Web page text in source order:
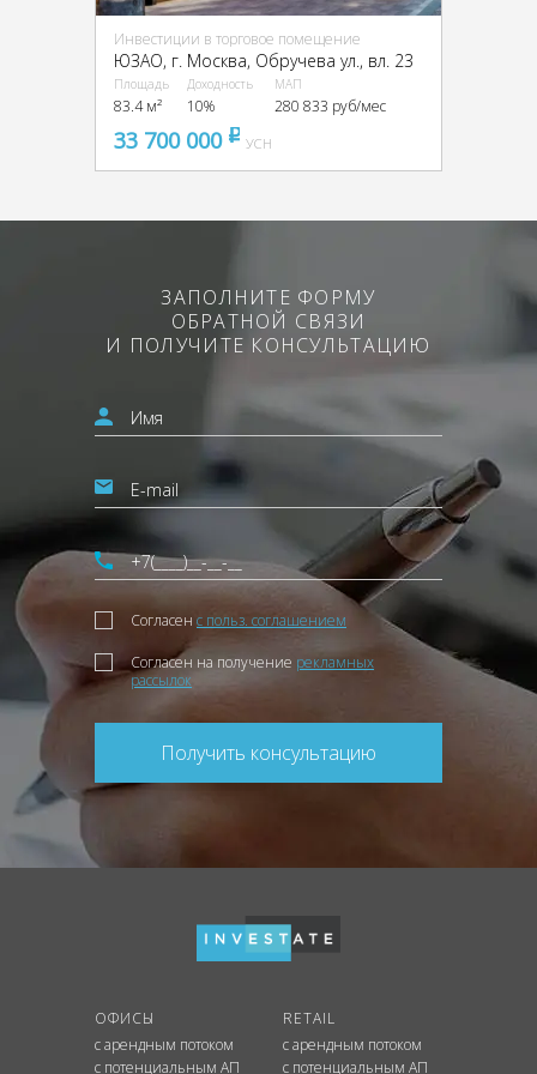
Инвестиции в торговое помещение
ЮЗАО, г. Москва, Обручева ул., вл. 23
Площадь
83.4 м²
Доходность
10%
МАП
280 833 руб/мес
33 700 000 pуб
УСН
ЗАПОЛНИТЕ ФОРМУ
ОБРАТНОЙ СВЯЗИ
И ПОЛУЧИТЕ КОНСУЛЬТАЦИЮ
Согласен с польз. соглашением
Согласен на получение рекламных
рассылок
Получить консультацию
ОФИСЫ
с арендным потоком
с потенциальным АП
RETAIL
с арендным потоком
с потенциальным АП